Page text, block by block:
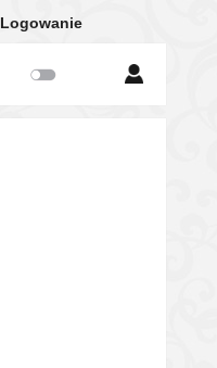
Logowanie